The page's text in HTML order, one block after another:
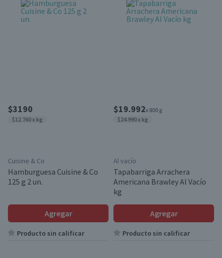
$3190
$12.760 x kg
Cuisine & Co
Hamburguesa Cuisine & Co
125 g 2 un.
Agregar
Producto sin calificar
$19.992x 800 g
$24.990 x kg
Al vacío
Tapabarriga Arrachera
Americana Brawley Al Vacío
kg
Agregar
Producto sin calificar